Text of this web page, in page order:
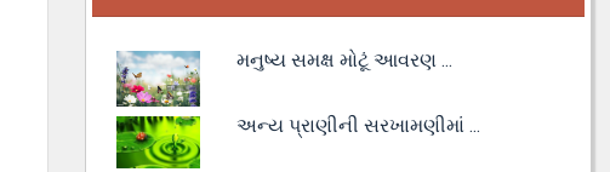
મનુષ્ય સમક્ષ મોટૂં આવરણ ...
અન્ય પ્રાણીની સરખામણીમાં ...